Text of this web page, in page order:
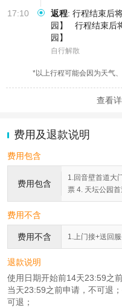
17:10 返程: 行程结束后
园】
行程结束后
园】
自行解散
*以上行程可能会因为天气
查看
费用及退款说明
费用包含
费用包含
1.回音壁首道大
票 4. 天坛公园
费用不含
费用不含 1.上门接+送回
退款说明
使用日期开始前14天23:59之
当天23:59之前申请，不可退
可退；